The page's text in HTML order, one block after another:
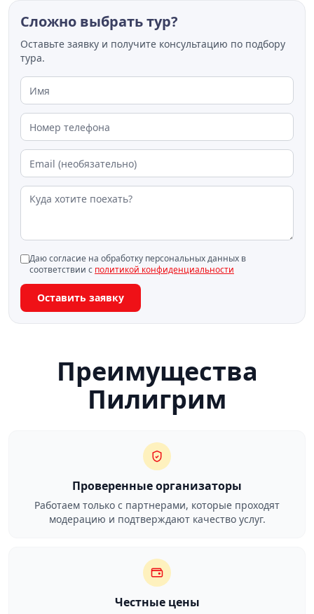
Сложно выбрать тур?
Оставьте заявку и получите консультацию по подбору
тура.
Даю согласие на обработку персональных данных в
соответствии с политикой конфиденциальности
Оставить заявку
Преимущества
Пилигрим
Проверенные организаторы
Работаем только с партнерами, которые проходят
модерацию и подтверждают качество услуг.
Честные цены